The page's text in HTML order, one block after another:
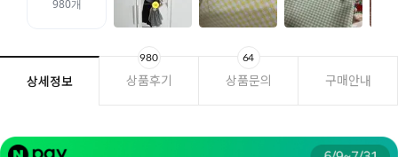
상세정보 상품후기
980
상품문의
64
구매안내